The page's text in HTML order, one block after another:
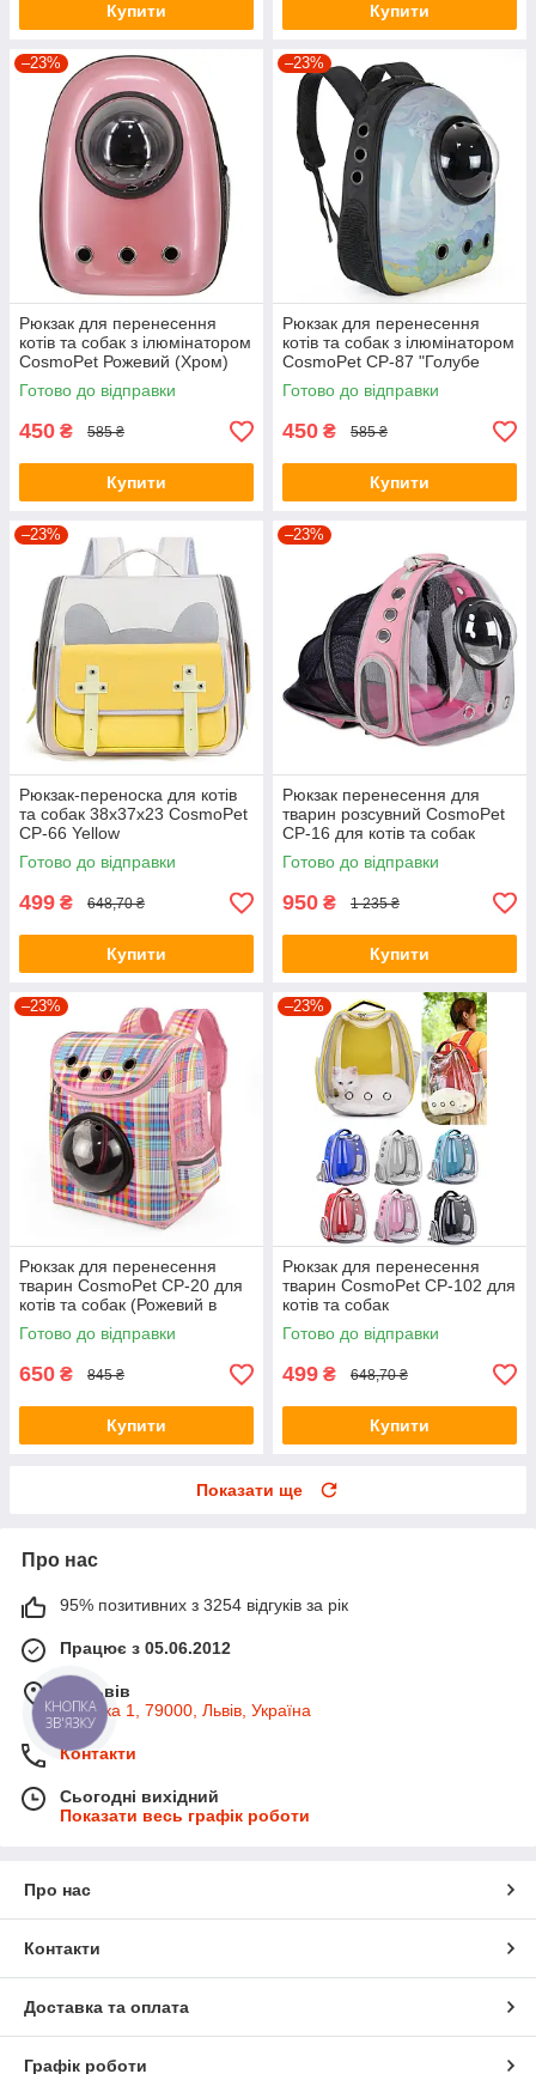
Купити Купити
–23%
Рюкзак для перенесення
котів та собак з ілюмінатором
CosmoPet Рожевий (Хром)
Готово до відправки
450 ₴ 585 ₴
Купити
–23%
Рюкзак для перенесення
котів та собак з ілюмінатором
CosmoPet CP-87 "Голубе
небо"
Готово до відправки
450 ₴ 585 ₴
Купити
–23%
Рюкзак-переноска для котів
та собак 38х37х23 CosmoPet
CP-66 Yellow
Готово до відправки
499 ₴ 648,70 ₴
Купити
–23%
Рюкзак перенесення для
тварин розсувний CosmoPet
CP-16 для котів та собак
42x32x23 см Pink
Готово до відправки
950 ₴ 1 235 ₴
Купити
–23%
Рюкзак для перенесення
тварин CosmoPet CP-20 для
котів та собак (Рожевий в
клітинку)
Готово до відправки
650 ₴ 845 ₴
Купити
–23%
Рюкзак для перенесення
тварин CosmoPet CP-102 для
котів та собак
Готово до відправки
499 ₴ 648,70 ₴
Купити
Показати ще
Про нас
95% позитивних з 3254 відгуків за рік
Працює з 05.06.2012
м. Львів
Широка 1, 79000, Львів, Україна
Контакти
Сьогодні вихідний
Показати весь графік роботи
Про нас
Контакти
Доставка та оплата
Графік роботи